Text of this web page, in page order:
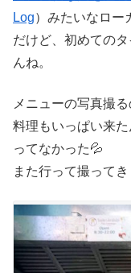
Log）みたいなロー
だけど、初めての
んね。
メニューの写真撮
料理もいっぱい来
ってなかった💦
また行って撮ってき